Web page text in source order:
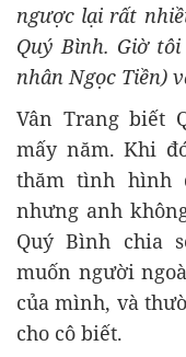
ngược lại rất
Quý Bình. Giờ
nhân Ngọc Tiền)
Vân Trang biết
mấy năm. Khi
thăm tình hình
nhưng anh
Quý Bình chia
muốn người
của mình, và
cho cô biết.